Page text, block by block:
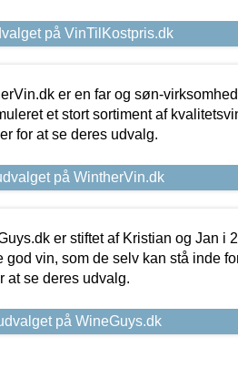
på VinTilKostpris.dk
er en far og søn-
et stort sortiment af
for at se deres udvalg.
på WintherVin.dk
er stiftet af Kristian og Jan i
god vin, som de selv kan stå inde
at se deres udvalg.
på WineGuys.dk